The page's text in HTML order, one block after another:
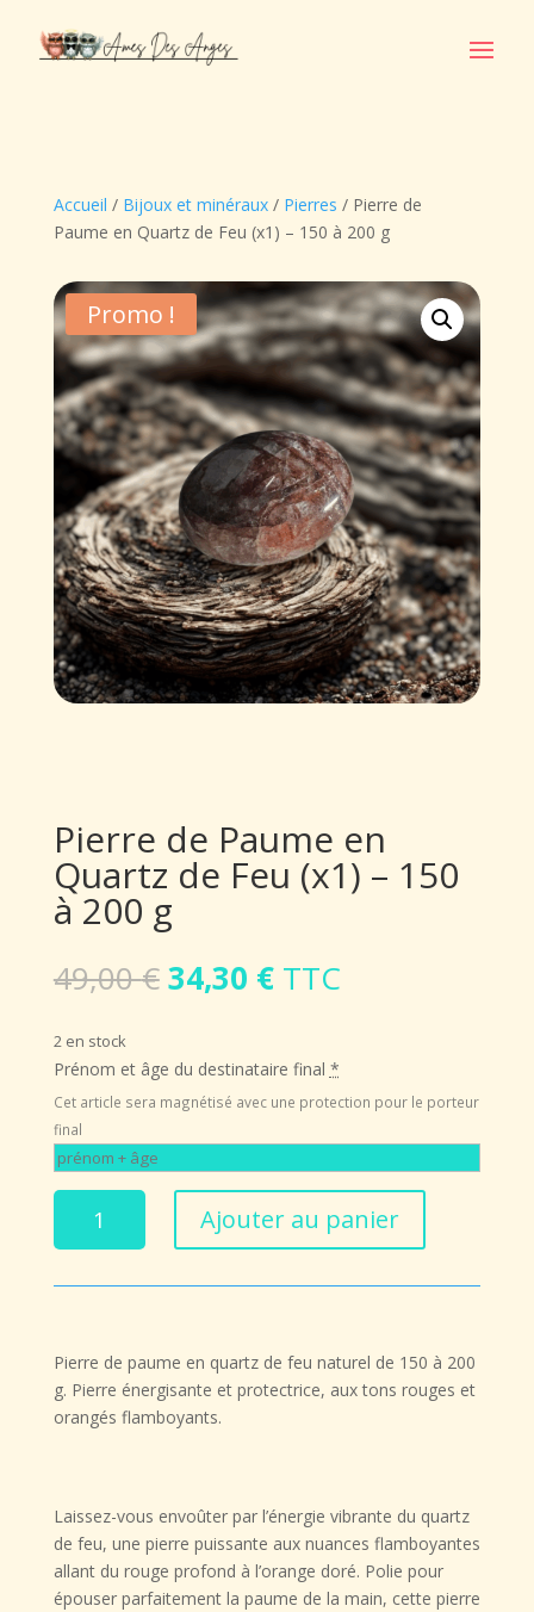
Accueil / Bijoux et minéraux/ Pierres / Pierre de
Paume en Quartz de Feu (x1) – 150 à 200 g
Promo !
Pierre de Paume en
Quartz de Feu (x1) – 150
à 200 g
49,00€ Le
prix
était :
49,00 €.
34,30 €Le
prix
est :
34,30 €.
TTC
2 en stock
Prénom et âge du destinataire final *
Cet article sera magnétisé avec une protection pour le porteur
final
de
Quartz
de
Feu
à
200
g
Ajouter au panier
Pierre de paume en quartz de feu naturel de 150 à 200
g. Pierre énergisante et protectrice, aux tons rouges et
orangés flamboyants.
Laissez-vous envoûter par l’énergie vibrante du quartz
de feu, une pierre puissante aux nuances flamboyantes
allant du rouge profond à l’orange doré. Polie pour
épouser parfaitement la paume de la main, cette pierre